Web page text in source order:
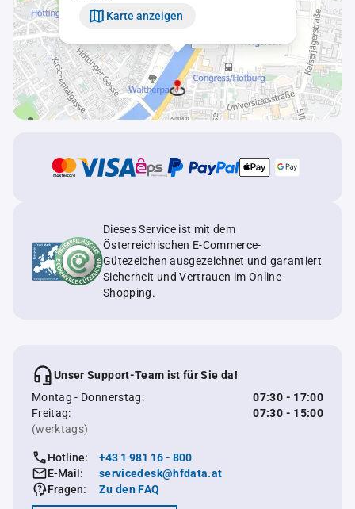
Karte anzeigen
Dieses Service ist mit dem
Österreichischen E-Commerce-
Gütezeichen ausgezeichnet und garantiert
Sicherheit und Vertrauen im Online-
Shopping.
Unser Support-Team ist für Sie da!
Montag - Donnerstag:
07:30 - 17:00
Freitag:
07:30 - 15:00
(werktags)
Hotline:
+43 1 981 16 - 800
E-Mail:
servicedesk@hfdata.at
Fragen:
Zu den FAQ